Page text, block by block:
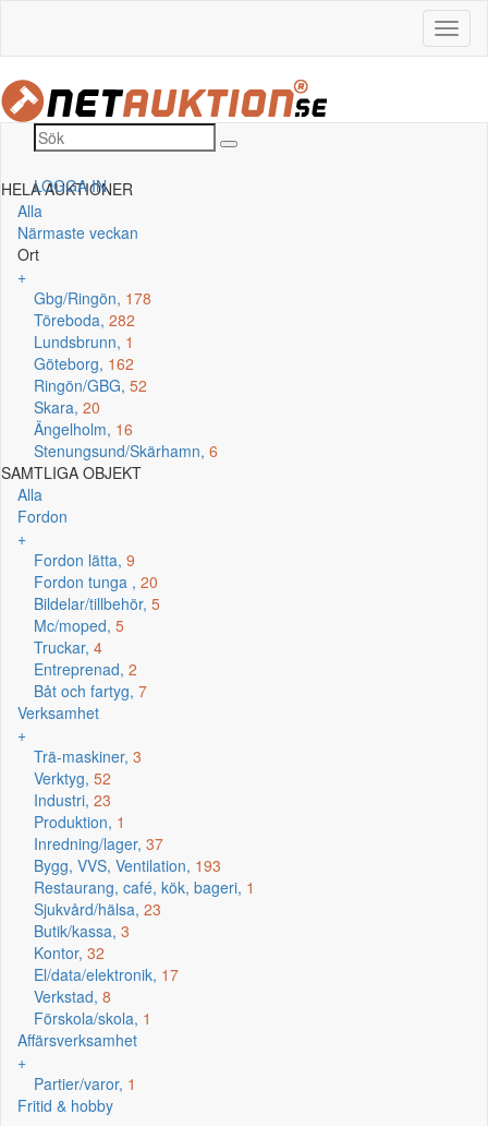
LOGGA IN
HELA AUKTIONER
Alla
Närmaste veckan
Ort
+
Gbg/Ringön, 178
Töreboda, 282
Lundsbrunn, 1
Göteborg, 162
Ringön/GBG, 52
Skara, 20
Ängelholm, 16
Stenungsund/Skärhamn, 6
SAMTLIGA OBJEKT
Alla
Fordon
+
Fordon lätta, 9
Fordon tunga , 20
Bildelar/tillbehör, 5
Mc/moped, 5
Truckar, 4
Entreprenad, 2
Båt och fartyg, 7
Verksamhet
+
Trä-maskiner, 3
Verktyg, 52
Industri, 23
Produktion, 1
Inredning/lager, 37
Bygg, VVS, Ventilation, 193
Restaurang, café, kök, bageri, 1
Sjukvård/hälsa, 23
Butik/kassa, 3
Kontor, 32
El/data/elektronik, 17
Verkstad, 8
Förskola/skola, 1
Affärsverksamhet
+
Partier/varor, 1
Fritid & hobby